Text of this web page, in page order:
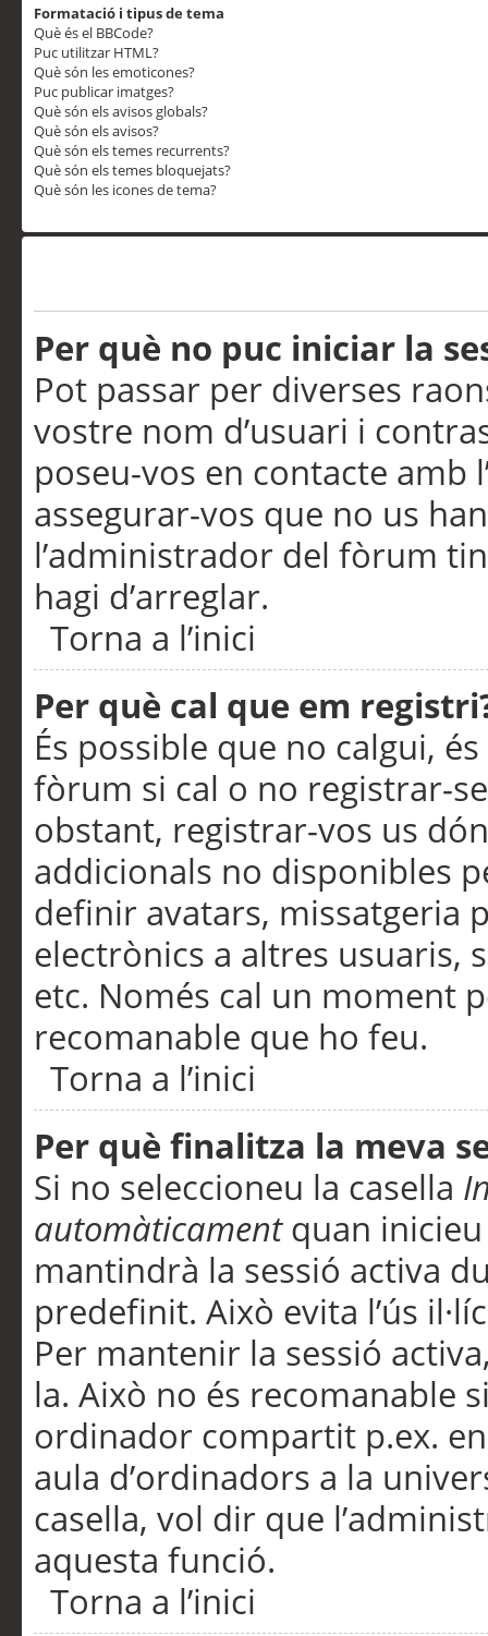
Formatació i tipus de tema
Què és el BBCode?
Puc utilitzar HTML?
Què són les emoticones?
Puc publicar imatges?
Què són els avisos globals?
Què són els avisos?
Què són els temes recurrents?
Què són els temes bloquejats?
Què són les icones de tema?
Per què no puc iniciar la
Pot passar per diverses
vostre nom d’usuari i
poseu-vos en contacte
assegurar-vos que no us
l’administrador del fòrum
hagi d’arreglar.
Torna a l’inici
Per què cal que em
És possible que no calgui,
fòrum si cal o no registrar-
obstant, registrar-vos us
addicionals no disponibles
definir avatars, missatgeria
electrònics a altres usuaris,
etc. Només cal un moment
recomanable que ho feu.
Torna a l’inici
Per què finalitza la meva
Si no seleccioneu la casella
automàticamentquan inicieu
mantindrà la sessió activa
predefinit. Això evita l’ús
Per mantenir la sessió
la. Això no és recomanable
ordinador compartit p.ex.
aula d’ordinadors a la
casella, vol dir que
aquesta funció.
Torna a l’inici